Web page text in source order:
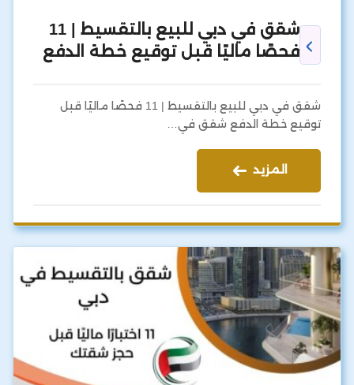
شقق في دبي للبيع بالتقسيط | 11
فحصًا ماليًا قبل توقيع خطة الدفع
شقق في دبي للبيع بالتقسيط | 11 فحصًا ماليًا قبل
توقيع خطة الدفع شقق في…
المزيد